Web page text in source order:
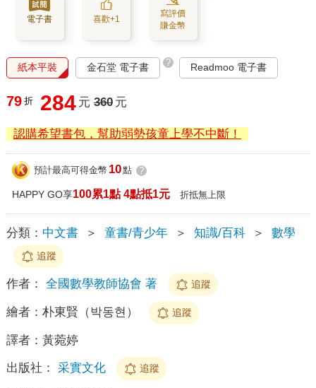
電子書 喜歡+1
寫評價
賺金幣
紙本平裝 金石堂 電子書 ? Readmoo 電子書
79 折 284 元 360 元
認購希望書包，幫助弱勢孩童上學不中斷！
預計最高可得金幣 10點 ?
HAPPY GO享100累1點 4點抵1元 折抵無上限
分類： 中文書 ＞ 童書/青少年 ＞ 知識/百科 ＞ 數學
追蹤
作者： 全國數學教師協會 著 追蹤
繪者： 朴東賢（박동현） 追蹤
譯者： 黃菀婷
出版社： 采實文化 追蹤